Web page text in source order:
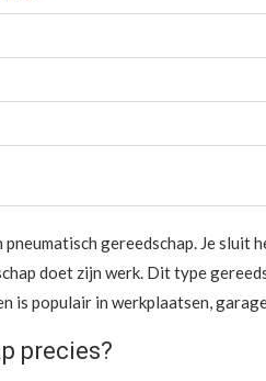
gereedschap. Je sluit
doet zijn werk. Dit type
is populair in werkplaatsen,
precies?